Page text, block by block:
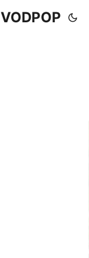
VODPOP